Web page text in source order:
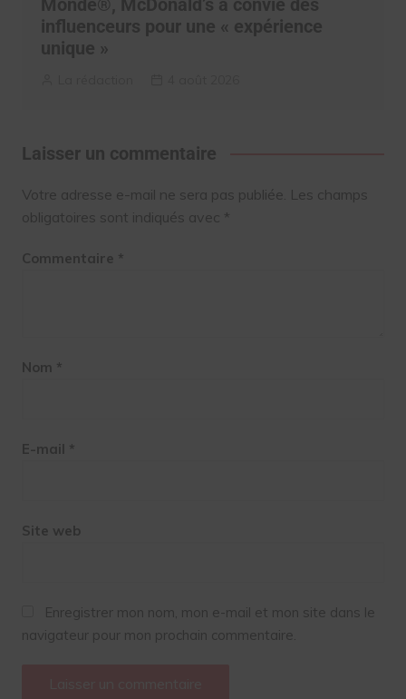
Monde®, McDonald’s a convié des
influenceurs pour une « expérience
unique »
Laisser un commentaire
Votre adresse e-mail ne sera pas publiée. Les champs
obligatoires sont indiqués avec *
Commentaire *
Nom *
E-mail *
Site web
Enregistrer mon nom, mon e-mail et mon site dans le
navigateur pour mon prochain commentaire.